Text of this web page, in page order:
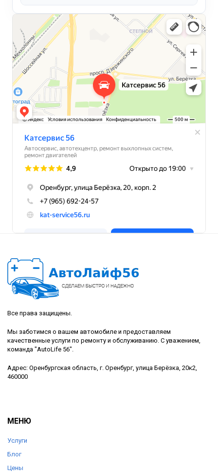
Все права защищены.
Мы заботимся о вашем автомобиле и предоставляем
качественные услуги по ремонту и обслуживанию. С уважением,
команда "AutoLife 56".
Адрес: Оренбургская область, г. Оренбург, улица Берёзка, 20к2,
460000
МЕНЮ
Услуги
Блог
Цены